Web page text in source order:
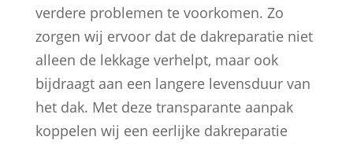
verdere problemen te voorkomen. Zo
zorgen wij ervoor dat de dakreparatie niet
alleen de lekkage verhelpt, maar ook
bijdraagt aan een langere levensduur van
het dak. Met deze transparante aanpak
koppelen wij een eerlijke dakreparatie